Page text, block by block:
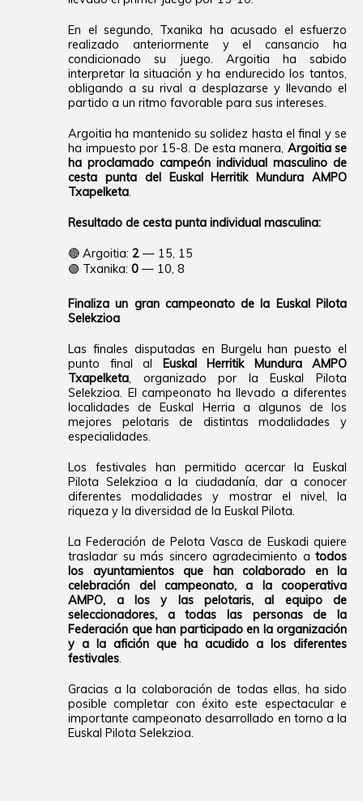
En el segundo, Txanika ha acusado el esfuerzo
realizado anteriormente y el cansancio ha
condicionado su juego. Argoitia ha sabido
interpretar la situación y ha endurecido los tantos,
obligando a su rival a desplazarse y llevando el
partido a un ritmo favorable para sus intereses.
Argoitia ha mantenido su solidez hasta el final y se
ha impuesto por 15-8. De esta manera, Argoitia se
ha proclamado campeón individual masculino de
cesta punta del Euskal Herritik Mundura AMPO
Txapelketa.
Resultado de cesta punta individual masculina:
🔴 Argoitia:2 — 15, 15
🟢 Txanika:0 — 10, 8
Finaliza un gran campeonato de la Euskal Pilota
Selekzioa
Las finales disputadas en Burgelu han puesto el
punto final al Euskal Herritik Mundura AMPO
Txapelketa, organizado por la Euskal Pilota
Selekzioa. El campeonato ha llevado a diferentes
localidades de Euskal Herria a algunos de los
mejores pelotaris de distintas modalidades y
especialidades.
Los festivales han permitido acercar la Euskal
Pilota Selekzioa a la ciudadanía, dar a conocer
diferentes modalidades y mostrar el nivel, la
riqueza y la diversidad de la Euskal Pilota.
La Federación de Pelota Vasca de Euskadi quiere
trasladar su más sincero agradecimiento a todos
los ayuntamientos que han colaborado en la
celebración del campeonato, a la cooperativa
AMPO, a los y las pelotaris, al equipo de
seleccionadores, a todas las personas de la
Federación que han participado en la organización
y a la afición que ha acudido a los diferentes
festivales.
Gracias a la colaboración de todas ellas, ha sido
posible completar con éxito este espectacular e
importante campeonato desarrollado en torno a la
Euskal Pilota Selekzioa.